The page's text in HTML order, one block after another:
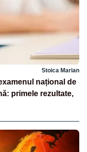
Stoica Marian
național de
primele rezultate,